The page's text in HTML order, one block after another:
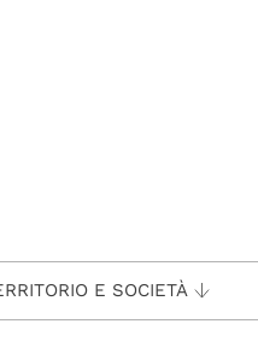
E SOCIETÀ